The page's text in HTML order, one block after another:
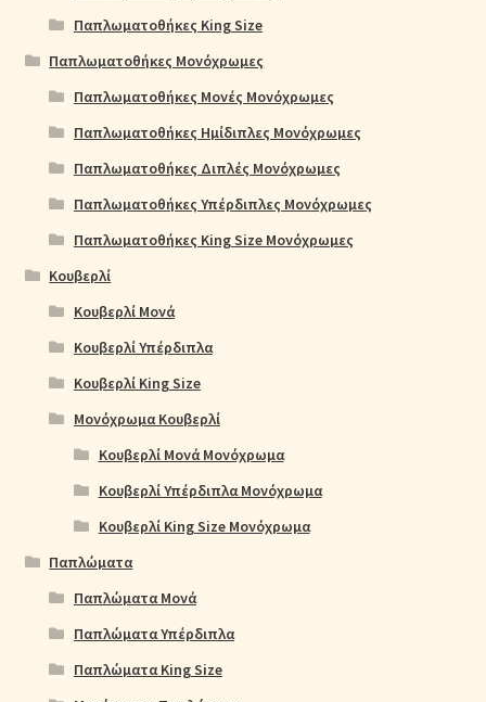
Παπλωματοθήκες King Size
Παπλωματοθήκες Μονόχρωμες
Παπλωματοθήκες Μονές Μονόχρωμες
Παπλωματοθήκες Ημίδιπλες Μονόχρωμες
Παπλωματοθήκες Διπλές Μονόχρωμες
Παπλωματοθήκες Υπέρδιπλες Μονόχρωμες
Παπλωματοθήκες King Size Μονόχρωμες
Κουβερλί
Κουβερλί Μονά
Κουβερλί Υπέρδιπλα
Κουβερλί King Size
Μονόχρωμα Κουβερλί
Κουβερλί Μονά Μονόχρωμα
Κουβερλί Υπέρδιπλα Μονόχρωμα
Κουβερλί King Size Μονόχρωμα
Παπλώματα
Παπλώματα Μονά
Παπλώματα Υπέρδιπλα
Παπλώματα King Size